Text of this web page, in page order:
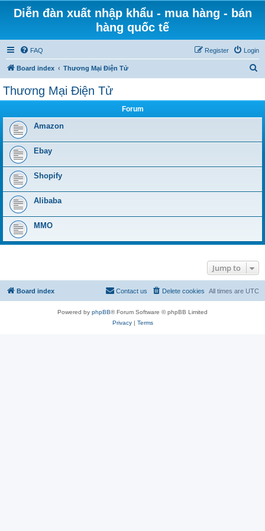
Diễn đàn xuất nhập khẩu - mua hàng - bán
hàng quốc tế
FAQ Login
Register
Board index Thương Mại Điện Tử
Thương Mại Điện Tử
Forum
Amazon
Ebay
Shopify
Alibaba
MMO
Jump to
Board index All times are UTC
Delete cookies
Contact us
Powered by phpBB® Forum Software © phpBB Limited
Privacy| Terms